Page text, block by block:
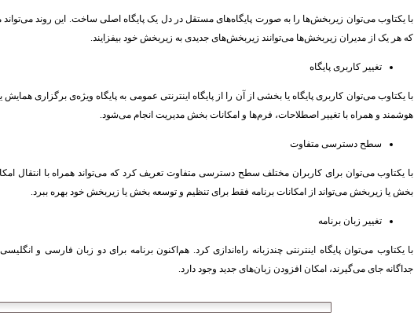
با یکتاوب می‌توان زیربخش‌ها را به صورت پایگاه‌های مستقل در دل یک پایگاه اصلی ساخت. این روند می‌تواند
که هر یک از مدیران زیربخش‌ها می‌توانند زیربخش‌های جدیدی به زیربخش خود بیفزایند.
تغییر کاربری پایگاه
با یکتاوب می‌توان کاربری پایگاه یا بخشی از آن را از پایگاه اینترنتی عمومی به پایگاه ویژه‌ی برگزاری
هوشمند و همراه با تغییر اصطلاحات، فرم‌ها و امکانات بخش مدیریت انجام می‌شود.
سطح دسترسی متفاوت
با یکتاوب می‌توان برای کاربران مختلف سطح دسترسی متفاوت تعریف کرد که می‌تواند همراه با انتقال
بخش‌ یا زیربخش‌ می‌تواند از امکانات برنامه فقط برای تنظیم و توسعه بخش یا زیربخش خود بهره ببرد.
تغییر زبان برنامه
با یکتاوب می‌توان پایگاه اینترنتی چندزبانه راه‌اندازی کرد. هم‌اکنون برنامه برای دو زبان فارسی و
جداگانه جای می‌گیرند، امکان افزودن زبان‌های جدید وجود دارد.